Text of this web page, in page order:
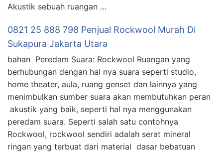
Akustik sebuah ruangan …
0821 25 888 798 Penjual Rockwool Murah Di
Sukapura Jakarta Utara
bahan Peredam Suara: Rockwool Ruangan yang
berhubungan dengan hal nya suara seperti studio,
home theater, aula, ruang genset dan lainnya yang
menimbulkan sumber suara akan membutuhkan peran
akustik yang baik, seperti hal nya menggunakan
peredam suara. Seperti salah satu contohnya
Rockwool, rockwool sendiri adalah serat mineral
ringan yang terbuat dari material dasar bebatuan